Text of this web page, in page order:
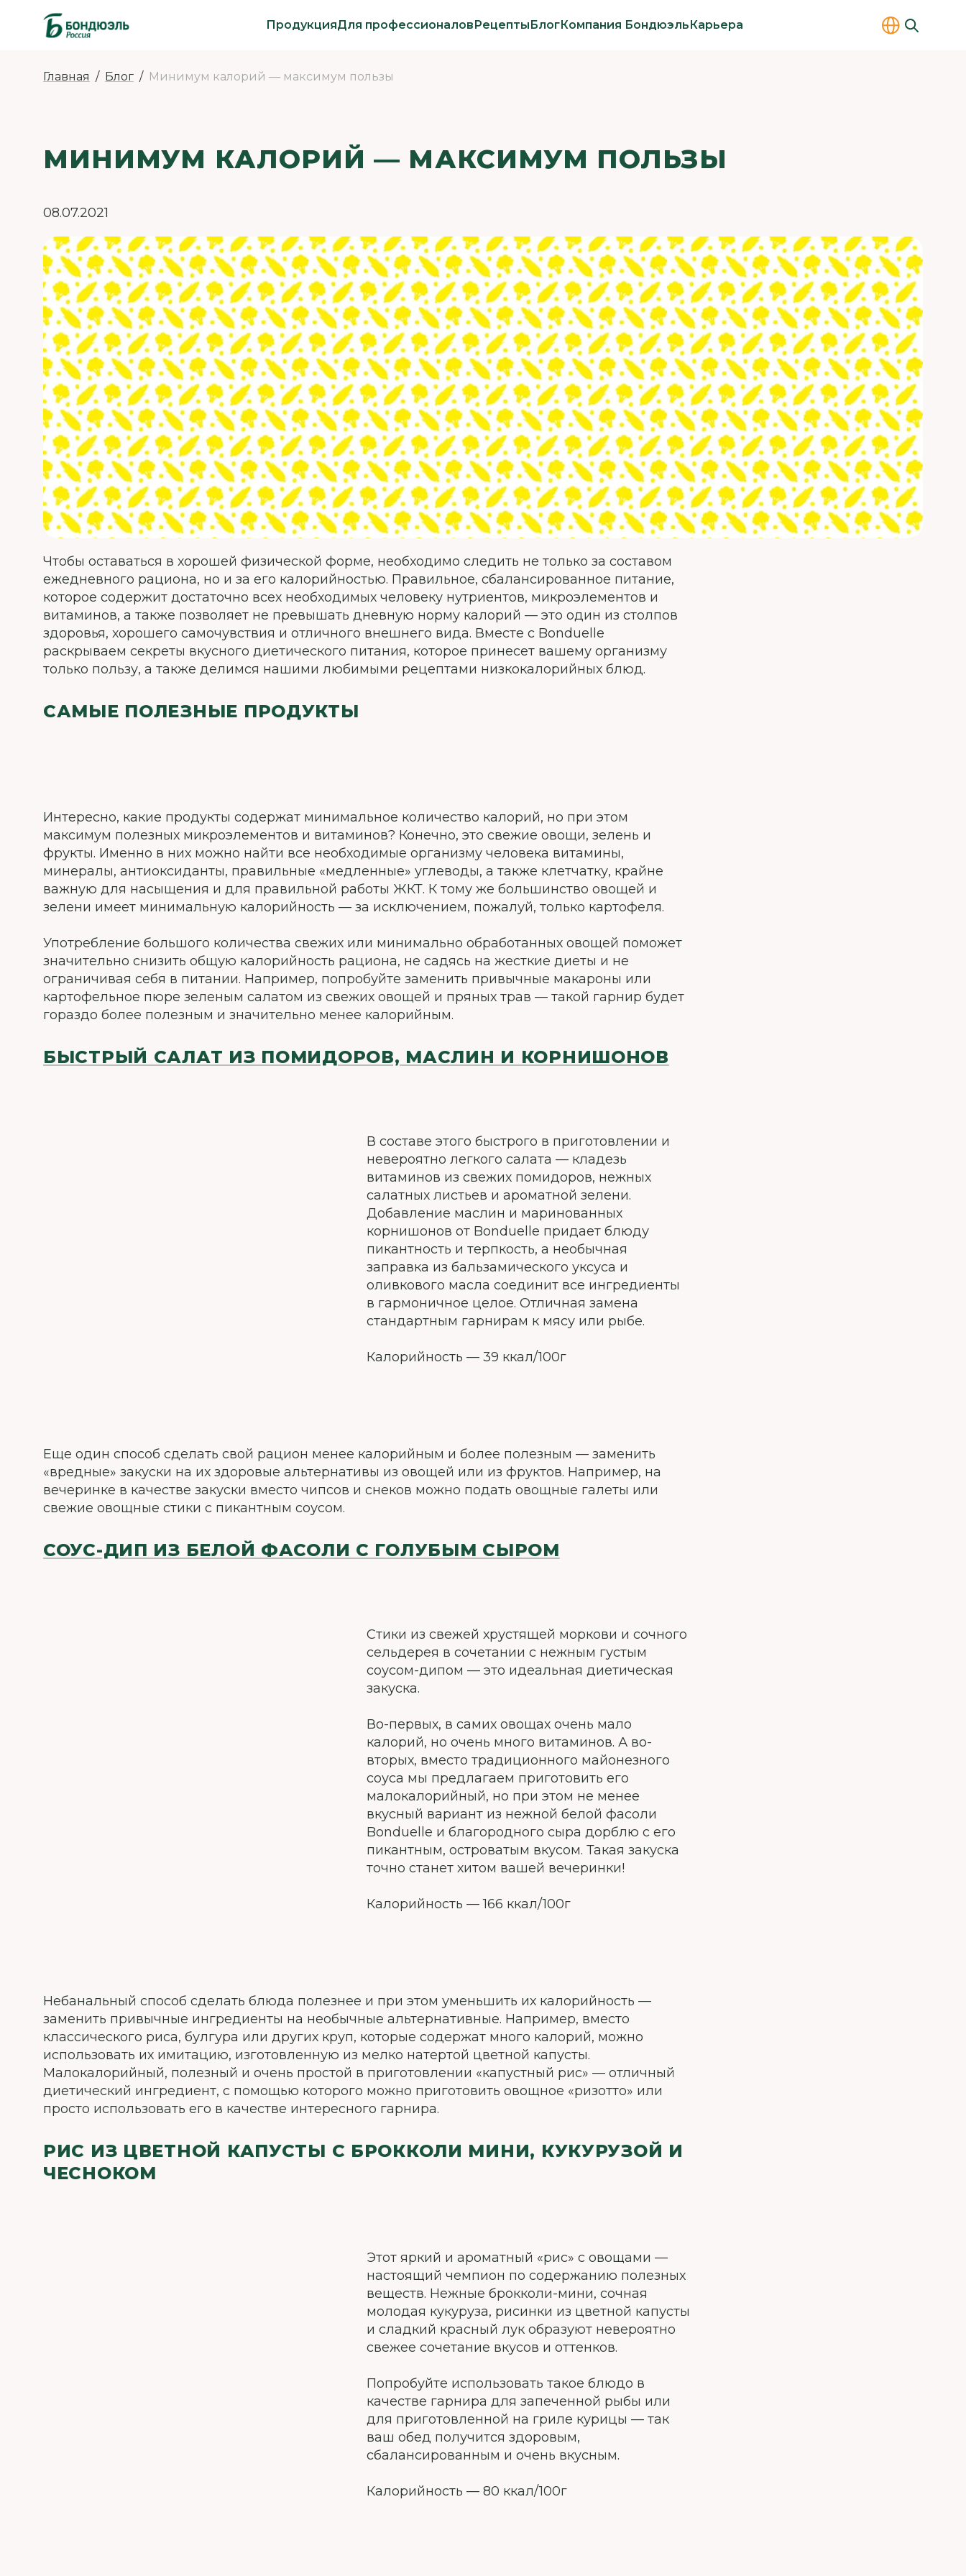
ПродукцияДля профессионаловРецептыБлогКомпания БондюэльКарьера
Главная Блог Минимум калорий — максимум пользы
МИНИМУМ КАЛОРИЙ — МАКСИМУМ ПОЛЬЗЫ
08.07.2021
Чтобы оставаться в хорошей физической форме, необходимо следить не только за составом
ежедневного рациона, но и за его калорийностью. Правильное, сбалансированное питание,
которое содержит достаточно всех необходимых человеку нутриентов, микроэлементов и
витаминов, а также позволяет не превышать дневную норму калорий — это один из столпов
здоровья, хорошего самочувствия и отличного внешнего вида. Вместе с Bonduelle
раскрываем секреты вкусного диетического питания, которое принесет вашему организму
только пользу, а также делимся нашими любимыми рецептами низкокалорийных блюд.
САМЫЕ ПОЛЕЗНЫЕ ПРОДУКТЫ
Интересно, какие продукты содержат минимальное количество калорий, но при этом
максимум полезных микроэлементов и витаминов? Конечно, это свежие овощи, зелень и
фрукты. Именно в них можно найти все необходимые организму человека витамины,
минералы, антиоксиданты, правильные «медленные» углеводы, а также клетчатку, крайне
важную для насыщения и для правильной работы ЖКТ. К тому же большинство овощей и
зелени имеет минимальную калорийность — за исключением, пожалуй, только картофеля.
Употребление большого количества свежих или минимально обработанных овощей поможет
значительно снизить общую калорийность рациона, не садясь на жесткие диеты и не
ограничивая себя в питании. Например, попробуйте заменить привычные макароны или
картофельное пюре зеленым салатом из свежих овощей и пряных трав — такой гарнир будет
гораздо более полезным и значительно менее калорийным.
БЫСТРЫЙ САЛАТ ИЗ ПОМИДОРОВ, МАСЛИН И КОРНИШОНОВ
В составе этого быстрого в приготовлении и
невероятно легкого салата — кладезь
витаминов из свежих помидоров, нежных
салатных листьев и ароматной зелени.
Добавление маслин и маринованных
корнишонов от Bonduelle придает блюду
пикантность и терпкость, а необычная
заправка из бальзамического уксуса и
оливкового масла соединит все ингредиенты
в гармоничное целое. Отличная замена
стандартным гарнирам к мясу или рыбе.
Калорийность — 39 ккал/100г
Еще один способ сделать свой рацион менее калорийным и более полезным — заменить
«вредные» закуски на их здоровые альтернативы из овощей или из фруктов. Например, на
вечеринке в качестве закуски вместо чипсов и снеков можно подать овощные галеты или
свежие овощные стики с пикантным соусом.
СОУС-ДИП ИЗ БЕЛОЙ ФАСОЛИ С ГОЛУБЫМ СЫРОМ
Стики из свежей хрустящей моркови и сочного
сельдерея в сочетании с нежным густым
соусом-дипом — это идеальная диетическая
закуска.
Во-первых, в самих овощах очень мало
калорий, но очень много витаминов. А во-
вторых, вместо традиционного майонезного
соуса мы предлагаем приготовить его
малокалорийный, но при этом не менее
вкусный вариант из нежной белой фасоли
Bonduelle и благородного сыра дорблю с его
пикантным, островатым вкусом. Такая закуска
точно станет хитом вашей вечеринки!
Калорийность — 166 ккал/100г
Небанальный способ сделать блюда полезнее и при этом уменьшить их калорийность —
заменить привычные ингредиенты на необычные альтернативные. Например, вместо
классического риса, булгура или других круп, которые содержат много калорий, можно
использовать их имитацию, изготовленную из мелко натертой цветной капусты.
Малокалорийный, полезный и очень простой в приготовлении «капустный рис» — отличный
диетический ингредиент, с помощью которого можно приготовить овощное «ризотто» или
просто использовать его в качестве интересного гарнира.
РИС ИЗ ЦВЕТНОЙ КАПУСТЫ С БРОККОЛИ МИНИ, КУКУРУЗОЙ И
ЧЕСНОКОМ
Этот яркий и ароматный «рис» с овощами —
настоящий чемпион по содержанию полезных
веществ. Нежные брокколи-мини, сочная
молодая кукуруза, рисинки из цветной капусты
и сладкий красный лук образуют невероятно
свежее сочетание вкусов и оттенков.
Попробуйте использовать такое блюдо в
качестве гарнира для запеченной рыбы или
для приготовленной на гриле курицы — так
ваш обед получится здоровым,
сбалансированным и очень вкусным.
Калорийность — 80 ккал/100г